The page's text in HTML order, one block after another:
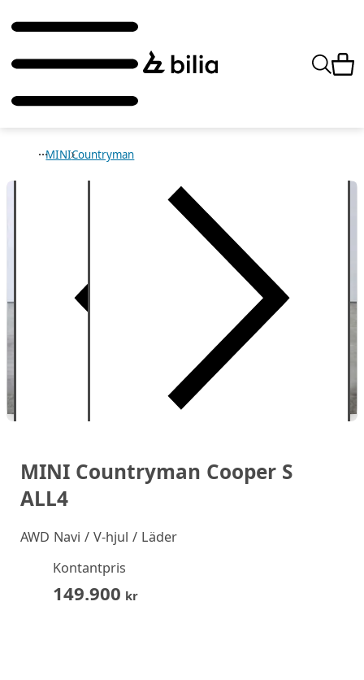
MINICountryman
MINI Countryman Cooper S
ALL4
AWD Navi / V-hjul / Läder
Kontantpris
149.900 kr